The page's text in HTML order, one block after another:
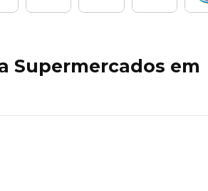
Supermercados em